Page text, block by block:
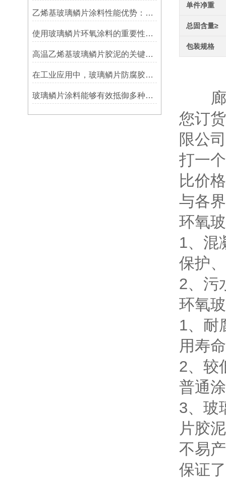
乙烯基玻璃鳞片涂料性能优势：多重防护的协同效应
使用玻璃鳞片环氧涂料的重要性在哪里方面？
高温乙烯基玻璃鳞片胶泥的关键优势：从耐久性到施工适应性
在工业应用中，玻璃鳞片防腐胶泥展现出了多重防护作用
玻璃鳞片涂料能够有效抵御多种化学物质侵蚀
单件净重
总固含量≥
包装规格
廊坊
您订
限公
打一
比价
与各
环氧
1、混
保护
2、污
环氧
1、耐
用寿命
2、较
普通
3、玻
片胶
不易
保证